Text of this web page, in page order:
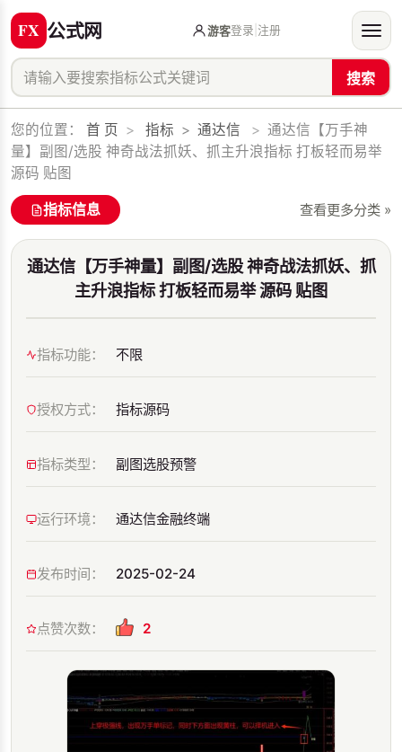
公式网
搜索
游客登录 注册
您的位置： 首 页 > 指标 > 通达信 > 通达信【万手神
量】副图/选股 神奇战法抓妖、抓主升浪指标 打板轻而易举
源码 贴图
指标信息 查看更多分类 »
通达信【万手神量】副图/选股 神奇战法抓妖、抓
主升浪指标 打板轻而易举 源码 贴图
指标功能： 不限
授权方式： 指标源码
指标类型： 副图选股预警
运行环境： 通达信金融终端
发布时间： 2025-02-24
点赞次数： 2